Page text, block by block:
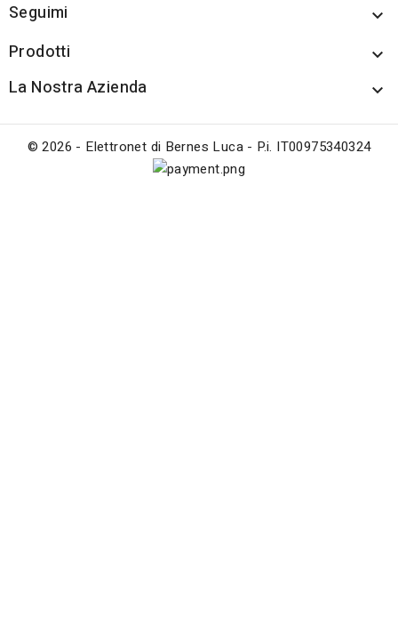
Seguimi 
Prodotti 
La Nostra Azienda 
© 2026 - Elettronet di Bernes Luca - P.i. IT00975340324